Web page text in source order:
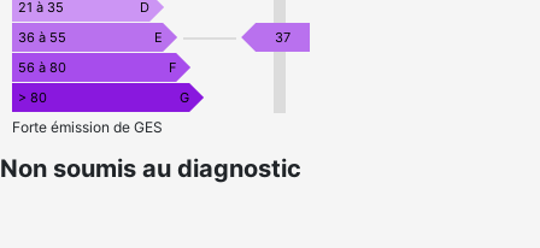
21 à 35
D
36 à 55
E
56 à 80
F
> 80
G
37
Forte émission de GES
Non soumis au diagnostic